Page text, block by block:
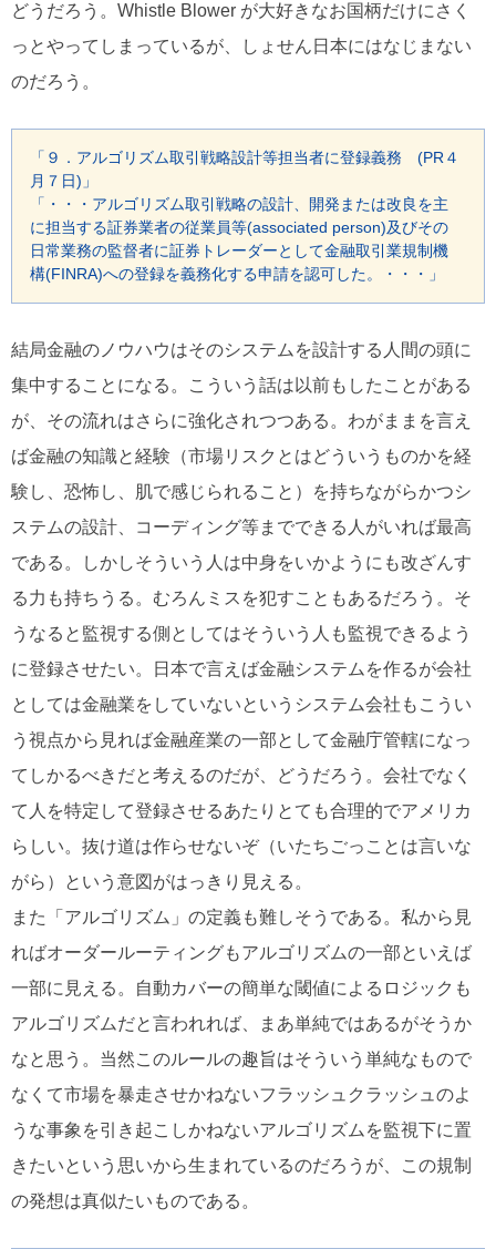
どうだろう。Whistle Blower が大好きなお国柄だけにさく
っとやってしまっているが、しょせん日本にはなじまない
のだろう。
「９．アルゴリズム取引戦略設計等担当者に登録義務 (PR４
月７日)」
「・・・アルゴリズム取引戦略の設計、開発または改良を主
に担当する証券業者の従業員等(associated person)及びその
日常業務の監督者に証券トレーダーとして金融取引業規制機
構(FINRA)への登録を義務化する申請を認可した。・・・」
結局金融のノウハウはそのシステムを設計する人間の頭に
集中することになる。こういう話は以前もしたことがある
が、その流れはさらに強化されつつある。わがままを言え
ば金融の知識と経験（市場リスクとはどういうものかを経
験し、恐怖し、肌で感じられること）を持ちながらかつシ
ステムの設計、コーディング等までできる人がいれば最高
である。しかしそういう人は中身をいかようにも改ざんす
る力も持ちうる。むろんミスを犯すこともあるだろう。そ
うなると監視する側としてはそういう人も監視できるよう
に登録させたい。日本で言えば金融システムを作るが会社
としては金融業をしていないというシステム会社もこうい
う視点から見れば金融産業の一部として金融庁管轄になっ
てしかるべきだと考えるのだが、どうだろう。会社でなく
て人を特定して登録させるあたりとても合理的でアメリカ
らしい。抜け道は作らせないぞ（いたちごっことは言いな
がら）という意図がはっきり見える。
また「アルゴリズム」の定義も難しそうである。私から見
ればオーダールーティングもアルゴリズムの一部といえば
一部に見える。自動カバーの簡単な閾値によるロジックも
アルゴリズムだと言われれば、まあ単純ではあるがそうか
なと思う。当然このルールの趣旨はそういう単純なもので
なくて市場を暴走させかねないフラッシュクラッシュのよ
うな事象を引き起こしかねないアルゴリズムを監視下に置
きたいという思いから生まれているのだろうが、この規制
の発想は真似たいものである。